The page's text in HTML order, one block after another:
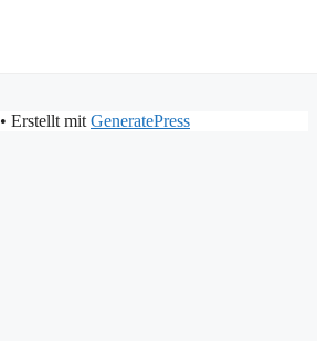
• Erstellt mit GeneratePress